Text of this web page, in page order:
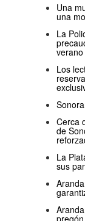
Una
una
La
verano
Los
Cerca
de
La
sus